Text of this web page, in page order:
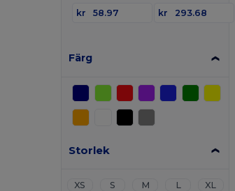
kr
kr
Färg
Storlek
XS S M L
XL